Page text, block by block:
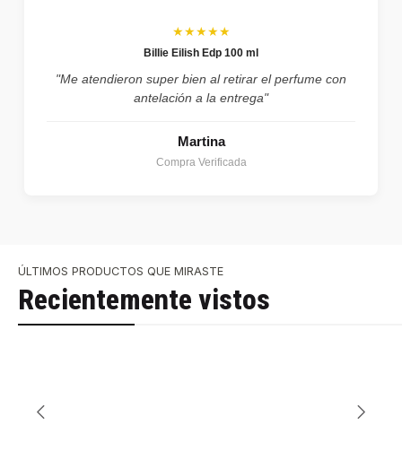
★★★★★
Billie Eilish Edp 100 ml
"Me atendieron super bien al retirar el perfume con
antelación a la entrega"
Martina
Compra Verificada
ÚLTIMOS PRODUCTOS QUE MIRASTE
Recientemente vistos